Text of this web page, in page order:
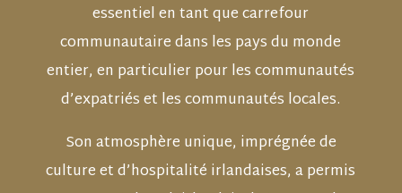
essentiel en tant que carrefour
communautaire dans les pays du monde
entier, en particulier pour les communautés
d’expatriés et les communautés locales.
Son atmosphère unique, imprégnée de
culture et d’hospitalité irlandaises, a permis